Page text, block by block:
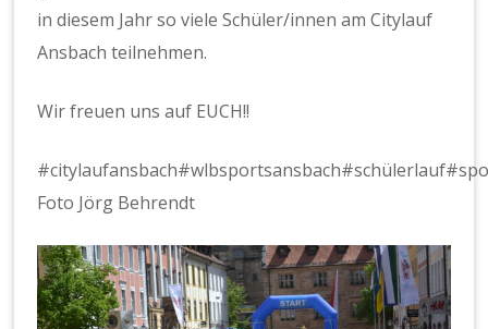
in diesem Jahr so viele Schüler/innen am Citylauf
Ansbach teilnehmen.
Wir freuen uns auf EUCH!!
Foto Jörg Behrendt